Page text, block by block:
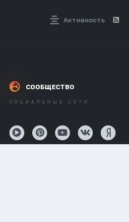
Активность
СООБЩЕСТВО
СОЦИАЛЬНЫЕ СЕТИ